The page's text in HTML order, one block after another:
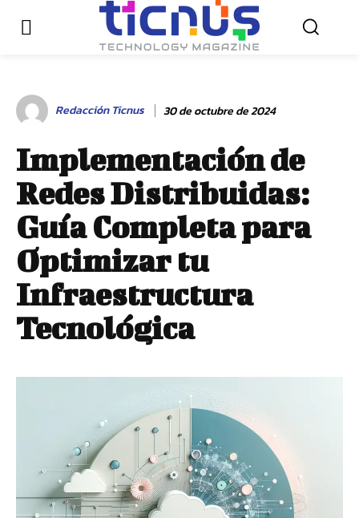
Redacción Ticnus 30 de octubre de 2024
Implementación de
Redes Distribuidas:
Guía Completa para
Optimizar tu
Infraestructura
Tecnológica